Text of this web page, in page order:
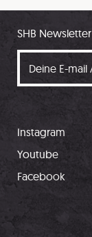
SHB Newsletter
Instagram
Youtube
Facebook